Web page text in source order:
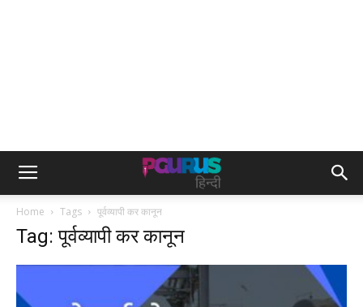
Home Tags पूर्वव्यापी कर कानून
Tag: पूर्वव्यापी कर कानून